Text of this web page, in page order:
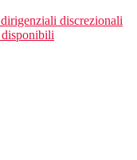
discrezionali